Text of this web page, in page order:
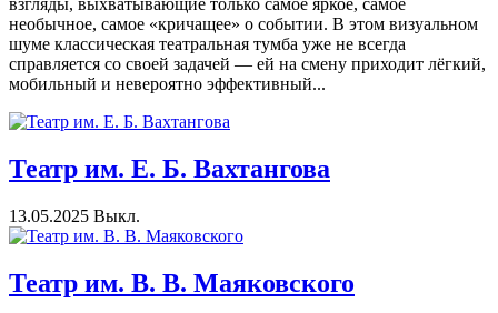
взгляды, выхватывающие только самое яркое, самое
необычное, самое «кричащее» о событии. В этом визуальном
шуме классическая театральная тумба уже не всегда
справляется со своей задачей — ей на смену приходит лёгкий,
мобильный и невероятно эффективный...
Театр им. Е. Б. Вахтангова
13.05.2025 Выкл.
Театр им. В. В. Маяковского